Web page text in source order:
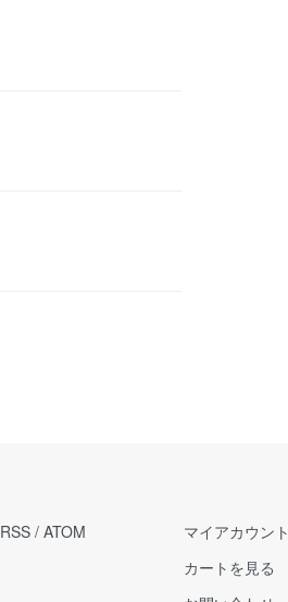
RSS / ATOM
マイアカウント
カートを見る